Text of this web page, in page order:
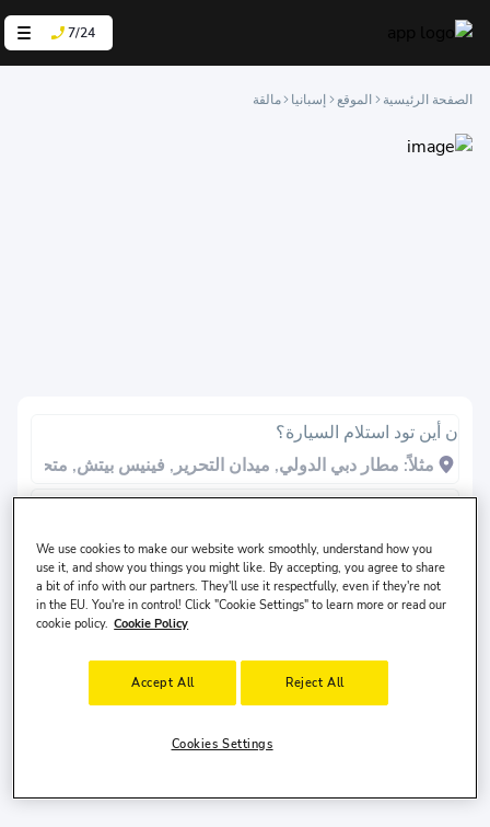
7/24
الصفحة الرئيسية الموقع إسبانيا مالقة
ن أين تود استلام السيارة؟
8 أغسطس, السبت
10:00
تاريخ التسليم
وقت التسليم
10:00
وعمره30-65
.
We use cookies to make our website work smoothly, understand how you
use it, and show you things you might like. By accepting, you agree to share
a bit of info with our partners. They'll use it respectfully, even if they're not
in the EU. You're in control! Click "Cookie Settings" to learn more or read our
cookie policy. Cookie Policy
Reject All
Accept All
Cookies Settings